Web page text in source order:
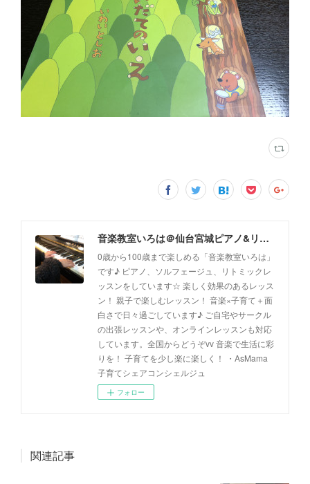
音楽教室いろは＠仙台宮城ピアノ&リトミック(出張レッスン、オンラインレッスン対応)
0歳から100歳まで楽しめる「音楽教室いろは」
です♪ ピアノ、ソルフェージュ、リトミックレ
ッスンをしています☆ 楽しく効果のあるレッス
ン！ 親子で楽しむレッスン！ 音楽×子育て＋面
白さで日々過ごしています♪ ご自宅やサークル
の出張レッスンや、オンラインレッスンも対応
しています。全国からどうぞvv 音楽で生活に彩
りを！ 子育てを少し楽に楽しく！ ・AsMama
子育てシェアコンシェルジュ
フォロー
関連記事